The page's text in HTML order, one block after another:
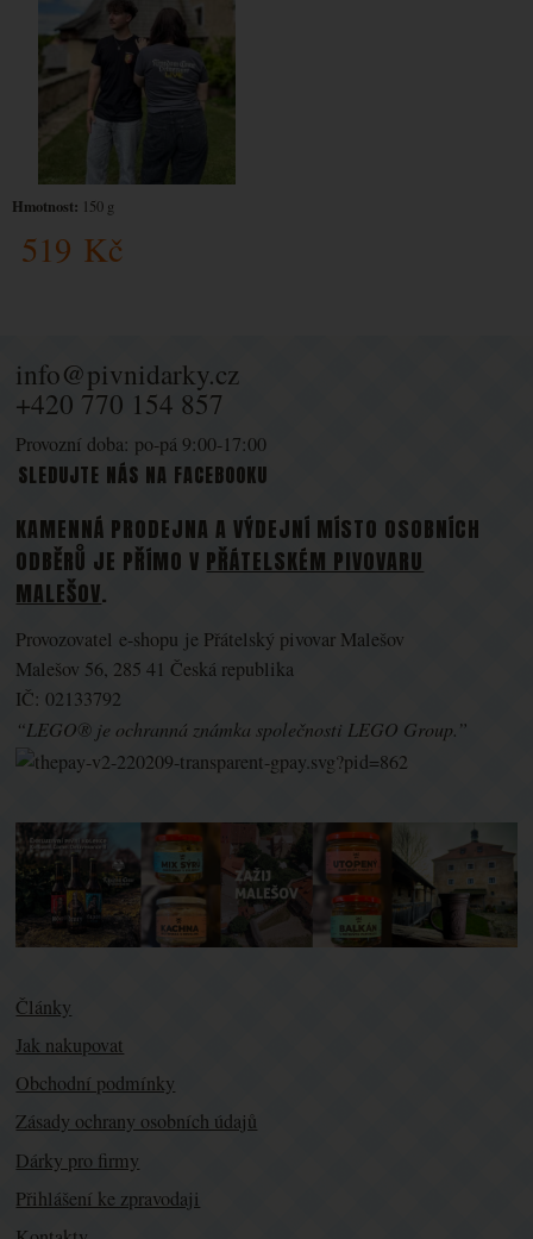
519 Kč
Hmotnost: 150 g
info@pivnidarky.cz
+420 770 154 857
Provozní doba: po-pá 9:00-17:00
SLEDUJTE NÁS NA FACEBOOKU
KAMENNÁ PRODEJNA A VÝDEJNÍ MÍSTO OSOBNÍCH
ODBĚRŮ JE PŘÍMO V PŘÁTELSKÉM PIVOVARU
MALEŠOV.
Provozovatel e-shopu je Přátelský pivovar Malešov
Malešov 56, 285 41 Česká republika
IČ: 02133792
“LEGO® je ochranná známka společnosti LEGO Group.”
Články
Jak nakupovat
Obchodní podmínky
Zásady ochrany osobních údajů
Dárky pro firmy
Přihlášení ke zpravodaji